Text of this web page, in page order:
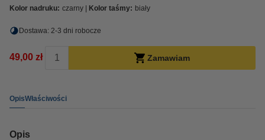
Kolor nadruku: czarny Kolor taśmy: biały
Dostawa: 2-3 dni robocze
49,00 zł Zamawiam
OpisWłaściwości
Opis